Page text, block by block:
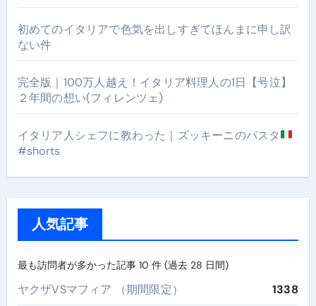
初めてのイタリアで色気を出しすぎてほんまに申し訳
ない件
完全版｜100万人越え！イタリア料理人の1日【号泣】
２年間の想い(フィレンツェ)
イタリア人シェフに教わった｜ズッキーニのパスタ
#shorts
人気記事
最も訪問者が多かった記事 10 件 (過去 28 日間)
ヤクザVSマフィア （期間限定） 1338